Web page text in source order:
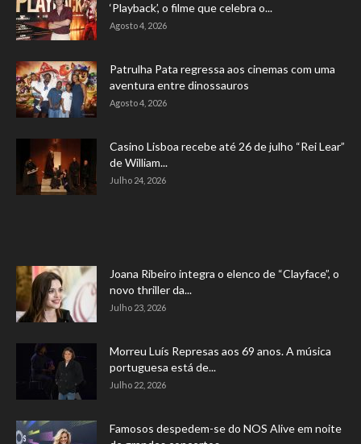
‘Playback’, o filme que celebra o...
Agosto 4, 2026
Patrulha Pata regressa aos cinemas com uma
aventura entre dinossauros
Agosto 4, 2026
Casino Lisboa recebe até 26 de julho “Rei Lear”
de William...
Julho 24, 2026
Joana Ribeiro integra o elenco de “Clayface”, o
novo thriller da...
Julho 23, 2026
Morreu Luís Represas aos 69 anos. A música
portuguesa está de...
Julho 22, 2026
Famosos despedem-se do NOS Alive em noite